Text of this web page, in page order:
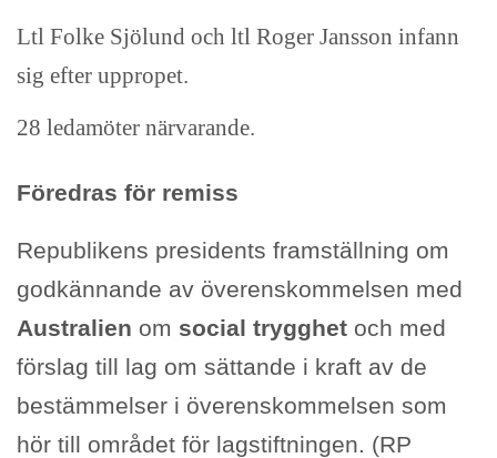
Ltl Folke Sjölund och ltl Roger Jansson infann
sig efter uppropet.
28 ledamöter närvarande.
Föredras för remiss
Republikens presidents framställning om
godkännande av överenskommelsen med
Australien om social trygghet och med
förslag till lag om sättande i kraft av de
bestämmelser i överenskommelsen som
hör till området för lagstiftningen. (RP